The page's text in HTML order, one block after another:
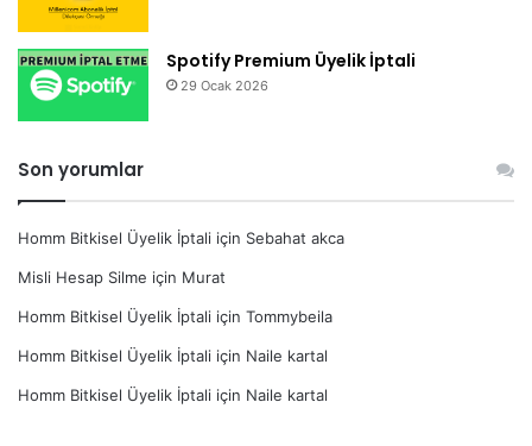
Spotify Premium Üyelik İptali
29 Ocak 2026
Son yorumlar
Homm Bitkisel Üyelik İptali için Sebahat akca
Misli Hesap Silme için Murat
Homm Bitkisel Üyelik İptali için Tommybeila
Homm Bitkisel Üyelik İptali için Naile kartal
Homm Bitkisel Üyelik İptali için Naile kartal